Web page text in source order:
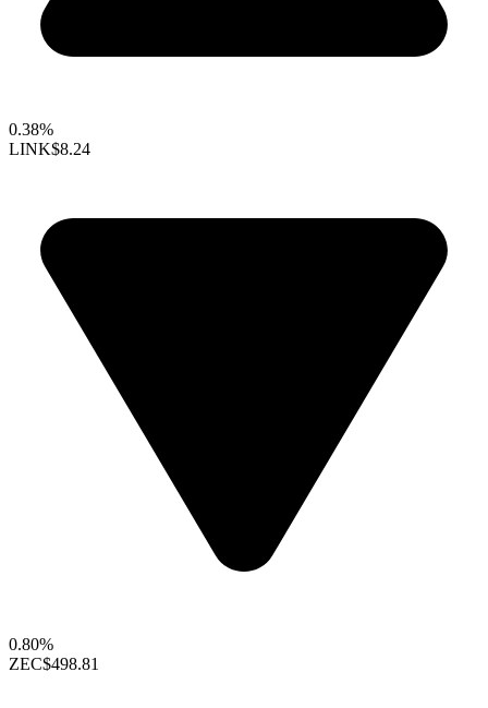
0.38%
LINK$8.24
0.80%
ZEC$498.81